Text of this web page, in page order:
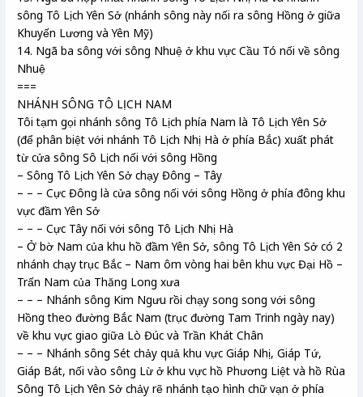
sông Tô Lịch Yên Sở (nhánh sông này nối ra sông Hồng ở giữa
Khuyến Lương và Yên Mỹ)
14. Ngã ba sông với sông Nhuệ ở khu vực Cầu Tó nối về sông
Nhuệ
===
NHÁNH SÔNG TÔ LỊCH NAM
Tôi tạm gọi nhánh sông Tô Lịch phía Nam là Tô Lịch Yên Sở
(để phân biệt với nhánh Tô Lịch Nhị Hà ở phía Bắc) xuất phát
từ cửa sông Sô Lịch nối với sông Hồng
– Sông Tô Lịch Yên Sở chạy Đông – Tây
– – – Cực Đông là cửa sông nối với sông Hồng ở phía đông khu
vực đầm Yên Sở
– – – Cực Tây nối với sông Tô Lịch Nhị Hà
– Ở bờ Nam của khu hồ đầm Yên Sở, sông Tô Lịch Yên Sở có 2
nhánh chạy trục Bắc – Nam ôm vòng hai bên khu vực Đại Hồ –
Trấn Nam của Thăng Long xưa
– – – Nhánh sông Kim Ngưu rồi chạy song song với sông
Hồng theo đường Bắc Nam (trục đường Tam Trinh ngày nay)
về khu vực giao giữa Lò Đúc và Trần Khát Chân
– – – Nhánh sông Sét chảy quả khu vực Giáp Nhị, Giáp Tứ,
Giáp Bát, nối vào sông Lừ ở khu vực hồ Phương Liệt và hồ Rùa
Sông Tô Lịch Yên Sở chảy rẽ nhánh tạo hình chữ vạn ở phía